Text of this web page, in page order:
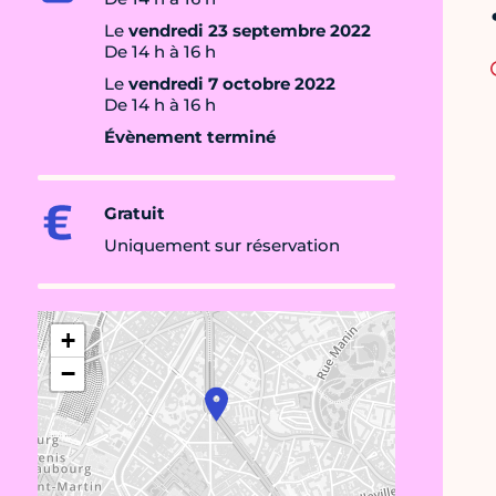
Le vendredi 23 septembre 2022
De 14 h à 16 h
Le vendredi 7 octobre 2022
De 14 h à 16 h
Évènement terminé
Gratuit
Uniquement sur réservation
+
−